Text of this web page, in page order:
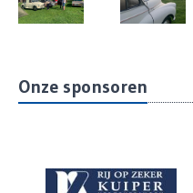
Onze sponsoren